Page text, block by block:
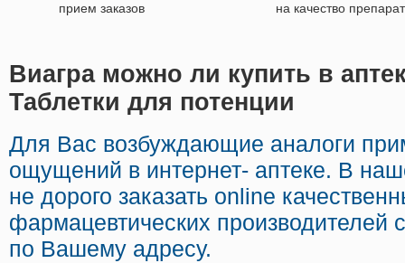
прием заказов на качество
Виагра можно ли купить в
Таблетки для потенции
Для Вас возбуждающие аналоги
ощущений в интернет- аптеке. В
не дорого заказать online
фармацевтических производителей
по Вашему адресу.